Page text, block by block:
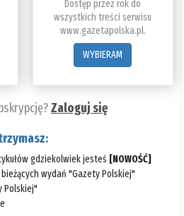
Dostęp przez rok do
wszystkich treści serwisu
www.gazetapolska.pl.
WYBIERAM
Zaloguj się
gdziekolwiek jesteś [NOWOŚĆ]
wydań "Gazety Polskiej"
Polskiej"